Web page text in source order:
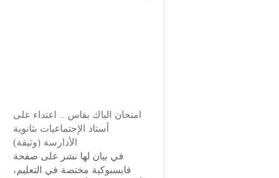
امتحان الباك بفاس .. اعتداء على
أستاذ الإجتماعيات بثانوية
الأدارسة (وثيقة)
في بيان لها نشر على صفحة
فايسبوكية مختصة في التعليم،